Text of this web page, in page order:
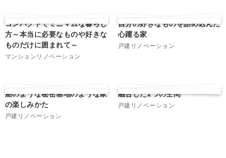
コンパクトでミニマムな暮らし
方～本当に必要なものや好きな
ものだけに囲まれて～
マンションリノベーション
自分の好きなものを詰め込んだ
心躍る家
戸建リノベーション
船のような秘密基地のような家
の楽しみかた
戸建リノベーション
融合した2つの空間
戸建リノベーション